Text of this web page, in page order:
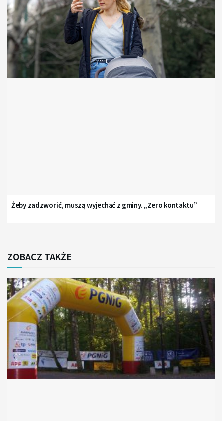
Żeby zadzwonić, muszą wyjechać z gminy. „Zero kontaktu”
ZOBACZ TAKŻE